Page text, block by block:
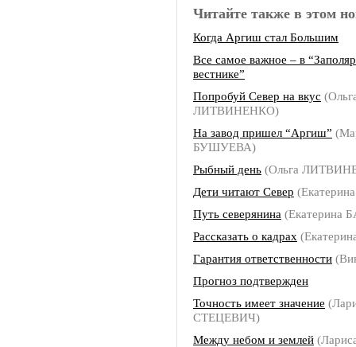
Читайте также в этом
Когда Аргиш стал Большим
Все самое важное – в
вестнике”
Попробуй Север на вкус
ЛИТВИНЕНКО)
На завод пришел “Аргиш”
БУШУЕВА)
Рыбный день (Ольга
Дети читают Север
Путь северянина (Екатерина
Рассказать о кадрах
Гарантия ответственности
Прогноз подтвержден
Точность имеет значение
СТЕЦЕВИЧ)
Между небом и землей